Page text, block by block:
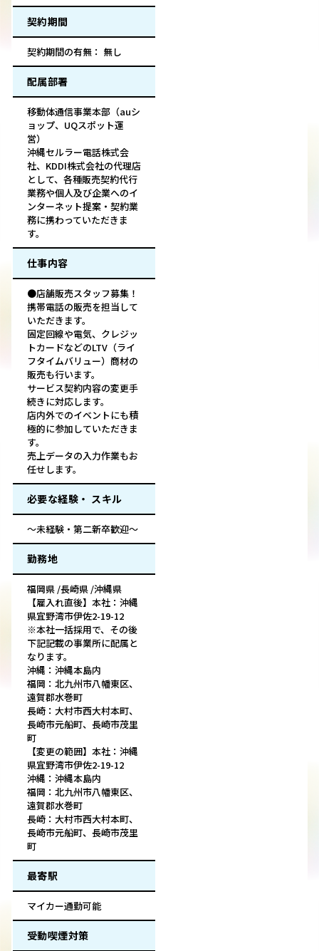
契約期間
契約期間の有無： 無し
配属部署
移動体通信事業本部（auシ
ョップ、UQスポット運
営）
沖縄セルラー電話株式会
社、KDDI株式会社の代理店
として、各種販売契約代行
業務や個人及び企業へのイ
ンターネット提案・契約業
務に携わっていただきま
す。
仕事内容
●店舗販売スタッフ募集！
携帯電話の販売を担当して
いただきます。
固定回線や電気、クレジッ
トカードなどのLTV（ライ
フタイムバリュー）商材の
販売も行います。
サービス契約内容の変更手
続きに対応します。
店内外でのイベントにも積
極的に参加していただきま
す。
売上データの入力作業もお
任せします。
必要な経験・ スキル
～未経験・第二新卒歓迎～
勤務地
福岡県 /長崎県 /沖縄県
【雇入れ直後】本社：沖縄
県宜野湾市伊佐2-19-12
※本社一括採用で、その後
下記記載の事業所に配属と
なります。
沖縄：沖縄本島内
福岡：北九州市八幡東区、
遠賀郡水巻町
長崎：大村市西大村本町、
長崎市元船町、長崎市茂里
町
【変更の範囲】本社：沖縄
県宜野湾市伊佐2-19-12
沖縄：沖縄本島内
福岡：北九州市八幡東区、
遠賀郡水巻町
長崎：大村市西大村本町、
長崎市元船町、長崎市茂里
町
最寄駅
マイカー通勤可能
受動喫煙対策